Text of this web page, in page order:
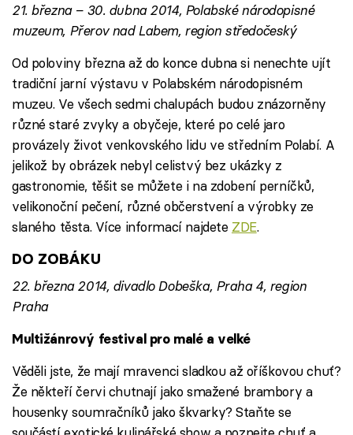
21. března – 30. dubna 2014, Polabské národopisné
muzeum, Přerov nad Labem, region středočeský
Od poloviny března až do konce dubna si nenechte ujít
tradiční jarní výstavu v Polabském národopisném
muzeu. Ve všech sedmi chalupách budou znázorněny
různé staré zvyky a obyčeje, které po celé jaro
provázely život venkovského lidu ve středním Polabí. A
jelikož by obrázek nebyl celistvý bez ukázky z
gastronomie, těšit se můžete i na zdobení perníčků,
velikonoční pečení, různé občerstvení a výrobky ze
slaného těsta. Více informací najdete ZDE.
DO ZOBÁKU
22. března 2014, divadlo Dobeška, Praha 4, region
Praha
Multižánrový festival pro malé a velké
Věděli jste, že mají mravenci sladkou až oříškovou chuť?
Že někteří červi chutnají jako smažené brambory a
housenky soumračníků jako škvarky? Staňte se